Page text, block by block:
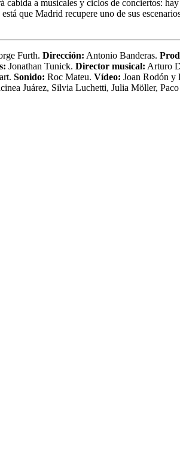
cabida a musicales y ciclos de conciertos:
que Madrid recupere uno de sus
Furth. Dirección: Antonio Banderas.
Jonathan Tunick. Director musical: Arturo
Sonido: Roc Mateu. Vídeo: Joan Rodón y
Juárez, Silvia Luchetti, Julia Möller,